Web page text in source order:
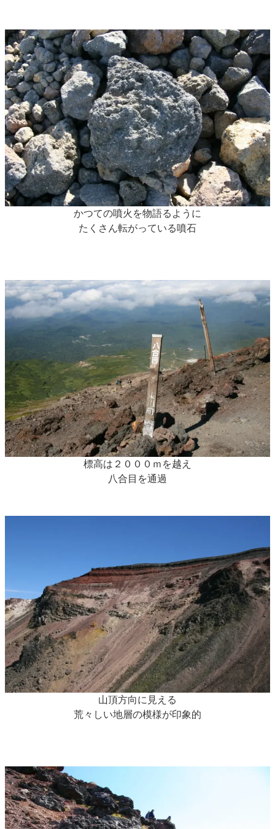
かつての噴火を物語るように
たくさん転がっている噴石
標高は２０００ｍを越え
八合目を通過
山頂方向に見える
荒々しい地層の模様が印象的